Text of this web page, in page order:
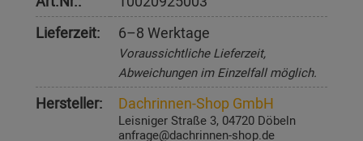
Lieferzeit:
6–8 Werktage
Voraussichtliche Lieferzeit,
Abweichungen im Einzelfall möglich.
Hersteller: Dachrinnen-Shop GmbH
Leisniger Straße 3, 04720 Döbeln
anfrage@dachrinnen-shop.de